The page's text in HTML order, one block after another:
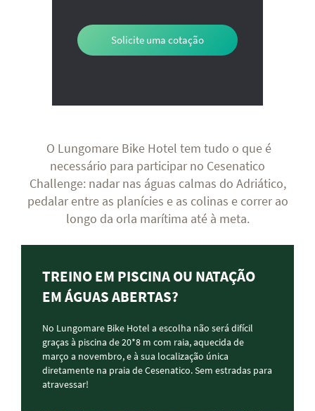
O Lungomare Bike Hotel tem tudo o que é
necessário para participar no Cesenatico
Challenge: nadar nas águas calmas do Adriático,
pedalar entre as planícies e as colinas e correr ao
longo da orla marítima até à meta.
TREINO EM PISCINA OU NATAÇÃO
EM ÁGUAS ABERTAS?
No Lungomare Bike Hotel a escolha não será difícil
graças à piscina de 20*8 m com raia, aquecida de
março a novembro, e à sua localização única
diretamente na praia de Cesenatico. Sem estradas para
atravessar!
Solicite uma cotação